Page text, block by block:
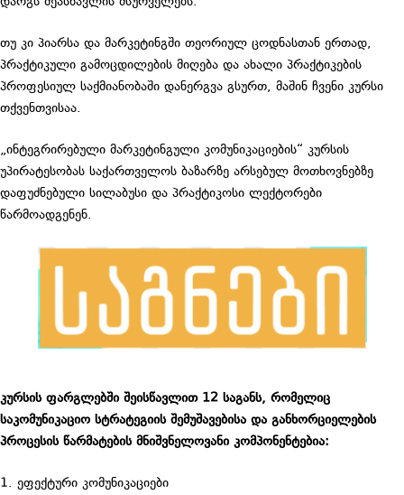
თუ კი პიარსა და მარკეტინგში თეორიულ ცოდნასთან ერთად,
პრაქტიკული გამოცდილების მიღება და ახალი პრაქტიკების
პროფესიულ საქმიანობაში დანერგვა გსურთ, მაშინ ჩვენი კურსი
თქვენთვისაა.
„ინტეგრირებული მარკეტინგული კომუნიკაციების“ კურსის
უპირატესობას საქართველოს ბაზარზე არსებულ მოთხოვნებზე
დაფუძნებული სილაბუსი და პრაქტიკოსი ლექტორები
წარმოადგენენ.
კურსის ფარგლებში შეისწავლით 12 საგანს, რომელიც
საკომუნიკაციო სტრატეგიის შემუშავებისა და განხორციელების
პროცესის წარმატების მნიშვნელოვანი კომპონენტებია:
1. ეფექტური კომუნიკაციები